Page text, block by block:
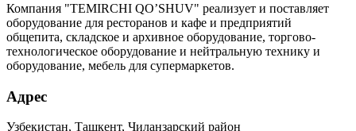
Компания "TEMIRCHI QO’SHUV" реализует и поставляет
оборудование для ресторанов и кафе и предприятий
общепита, складское и архивное оборудование, торгово-
технологическое оборудование и нейтральную технику и
оборудование, мебель для супермаркетов.
Адрес
Узбекистан, Ташкент, Чиланзарский район